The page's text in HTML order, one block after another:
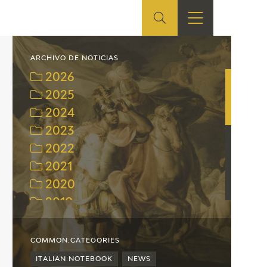
SHOP
ONLINE SHOP
RECURSOS
EDUCATIVOS
ARASAAC
ARCHIVO DE NOTICIAS
2026
2025
2024
2023
2022
2021
2020
2019
2018
2017
2016
COMMON.CATEGORIES
ITALIAN NOTEBOOK NEWS